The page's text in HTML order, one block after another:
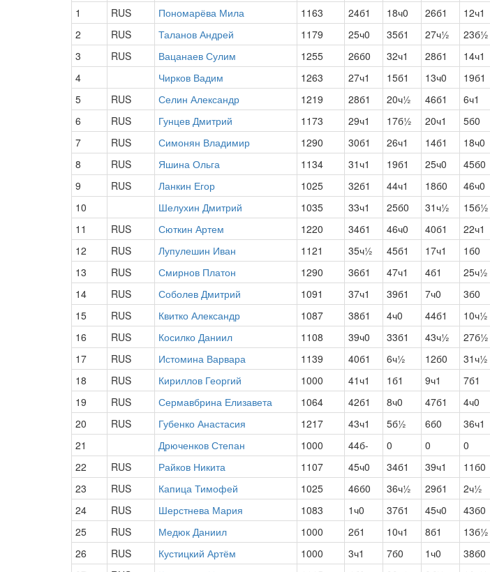
1
RUS Пономарёва Мила 1163 24б1 18ч0 26б1 12ч1
2
RUS Таланов Андрей 1179 25ч0 35б1 27ч½ 23б½
3
RUS Вацанаев Сулим 1255 26б0 32ч1 28б1 14ч1
4
Чирков Вадим 1263 27ч1 15б1 13ч0 19б1
5
RUS Селин Александр 1219 28б1 20ч½ 46б1 6ч1
6
RUS Гунцев Дмитрий 1173 29ч1 17б½ 20ч1 5б0
7
RUS Симонян Владимир 1290 30б1 26ч1 14б1 18ч0
8
RUS Яшина Ольга 1134 31ч1 19б1 25ч0 45б0
9
RUS Ланкин Егор 1025 32б1 44ч1 18б0 46ч0
10
Шелухин Дмитрий 1035 33ч1 25б0 31ч½ 15б½
11
RUS Сюткин Артем 1220 34б1 46ч0 40б1 22ч1
12
RUS Лупулешин Иван 1121 35ч½ 45б1 17ч1 1б0
13
RUS Смирнов Платон 1290 36б1 47ч1 4б1 25ч½
14
RUS Соболев Дмитрий 1091 37ч1 39б1 7ч0 3б0
15
RUS Квитко Александр 1087 38б1 4ч0 44б1 10ч½
16
RUS Косилко Даниил 1108 39ч0 33б1 43ч½ 27б½
17
RUS Истомина Варвара 1139 40б1 6ч½ 12б0 31ч½
18
RUS Кириллов Георгий 1000 41ч1 1б1 9ч1 7б1
19
RUS Сермавбрина Елизавета 1064 42б1 8ч0 47б1 4ч0
20
RUS Губенко Анастасия 1217 43ч1 5б½ 6б0 36ч1
21
Дрюченков Степан 1000 44б- 0 0 0
22
RUS Райков Никита 1107 45ч0 34б1 39ч1 11б0
23
RUS Капица Тимофей 1025 46б0 36ч½ 29б1 2ч½
24
RUS Шерстнева Мария 1083 1ч0 37б1 45ч0 43б0
25
RUS Медюк Даниил 1000 2б1 10ч1 8б1 13б½
26
RUS Кустицкий Артём 1000 3ч1 7б0 1ч0 38б0